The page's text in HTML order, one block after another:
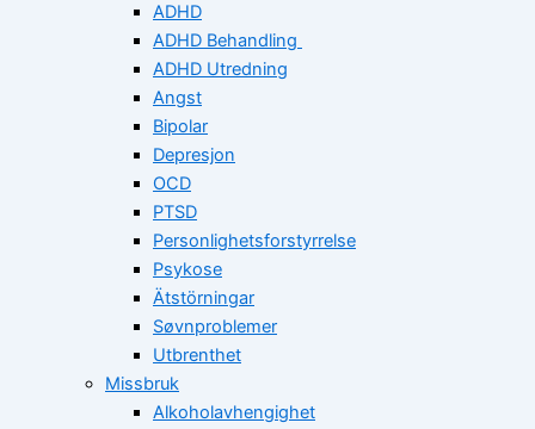
ADHD
ADHD Behandling
ADHD Utredning
Angst
Bipolar
Depresjon
OCD
PTSD
Personlighetsforstyrrelse
Psykose
Ätstörningar
Søvnproblemer
Utbrenthet
Missbruk
Alkoholavhengighet